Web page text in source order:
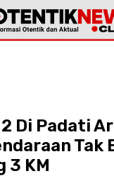
Di Padati
Tak
3 KM